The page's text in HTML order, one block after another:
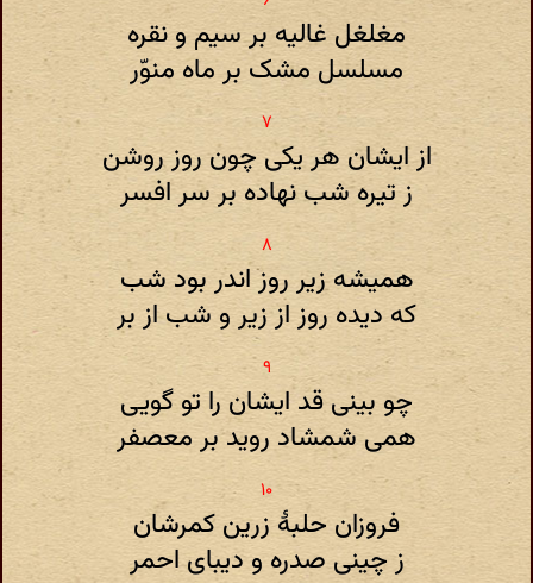
مغلغل غالیه بر سیم و نقره
مسلسل مشک بر ماه منوّر
از ایشان هر یکی چون روز روشن
ز تیره شب نهاده بر سر افسر
همیشه زیر روز اندر بود شب
که دیده روز از زیر و شب از بر
چو بینی قد ایشان را تو گویی
همی شمشاد روید بر معصفر
فروزان حلبۀ زرین کمرشان
ز چینی صدره و دیبای احمر